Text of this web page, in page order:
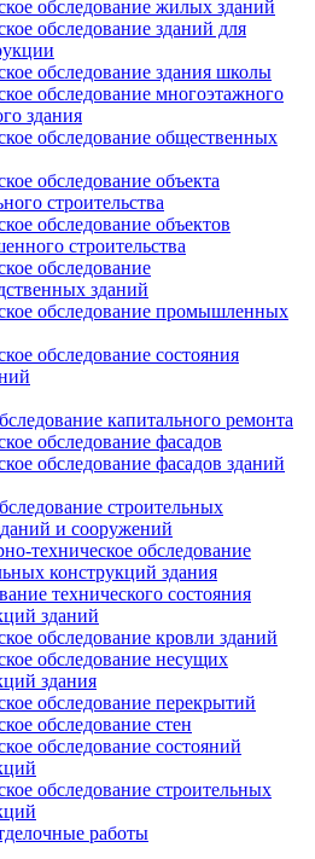
обследование жилых зданий
обследование зданий для
обследование здания школы
обследование многоэтажного
здания
обследование общественных
обследование объекта
строительства
обследование объектов
строительства
обследование
зданий
обследование промышленных
обследование состояния
капитального ремонта
обследование фасадов
обследование фасадов зданий
строительных
и сооружений
техническое обследование
конструкций здания
технического состояния
зданий
обследование кровли зданий
обследование несущих
здания
обследование перекрытий
обследование стен
обследование состояний
обследование строительных
работы